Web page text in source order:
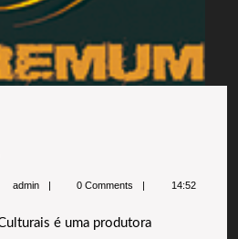
Somos
adminadmin 0 Comments 14:52